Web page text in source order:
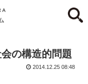
の構造的問題
2014.12.25 08:48